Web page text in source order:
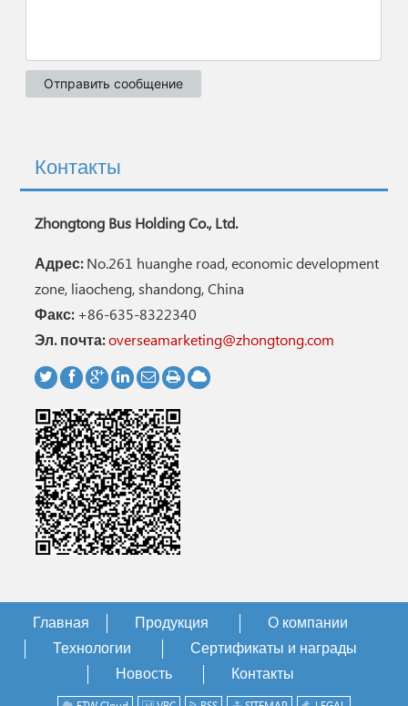
Контакты
Zhongtong Bus Holding Co., Ltd.
Адрес:No.261 huanghe road, economic development
zone, liaocheng, shandong, China
Факс:+86-635-8322340
Эл. почта:overseamarketing@zhongtong.com
Главная Продукция
О компании
Технологии
Сертификаты и награды
Новость
Контакты